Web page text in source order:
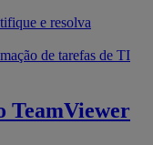
e resolva
de tarefas de TI
TeamViewer